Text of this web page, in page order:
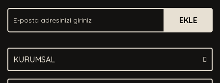
Ürün fiyatı diğer sitelerden daha pahalı.
Bu ürüne benzer farklı alternatifler olmalı.
EKLE
KURUMSAL